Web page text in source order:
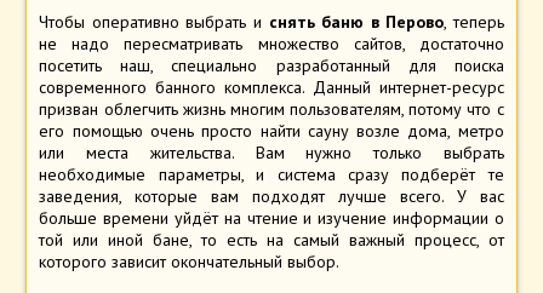
Чтобы оперативно выбрать и снять баню в Перово, теперь
не надо пересматривать множество сайтов, достаточно
посетить наш, специально разработанный для поиска
современного банного комплекса. Данный интернет-ресурс
призван облегчить жизнь многим пользователям, потому что с
его помощью очень просто найти сауну возле дома, метро
или места жительства. Вам нужно только выбрать
необходимые параметры, и система сразу подберёт те
заведения, которые вам подходят лучше всего. У вас
больше времени уйдёт на чтение и изучение информации о
той или иной бане, то есть на самый важный процесс, от
которого зависит окончательный выбор.